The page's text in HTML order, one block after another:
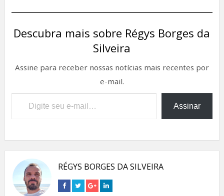
Descubra mais sobre Régys Borges da
Silveira
Assine para receber nossas notícias mais recentes por
e-mail.
Digite seu e-mail…
Assinar
RÉGYS BORGES DA SILVEIRA
Connect
on
Connect
on
Connect
on
Connect
on